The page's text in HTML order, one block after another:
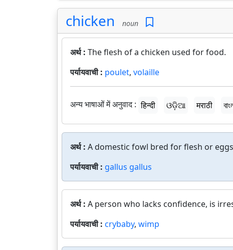
chicken noun
अर्थ : The flesh of a chicken used for food.
पर्यायवाची : poulet, volaille
अन्य भाषाओं में अनुवाद : हिन्दी ଓଡ଼ିଆ मराठी
अर्थ : A domestic fowl bred for flesh or
पर्यायवाची : gallus gallus
अर्थ : A person who lacks confidence, is
पर्यायवाची : crybaby, wimp